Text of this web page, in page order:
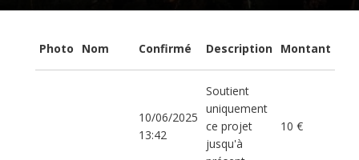
Photo Nom Confirmé Description Montant
10/06/2025
13:42
Soutient
uniquement
ce projet
jusqu'à
10 €